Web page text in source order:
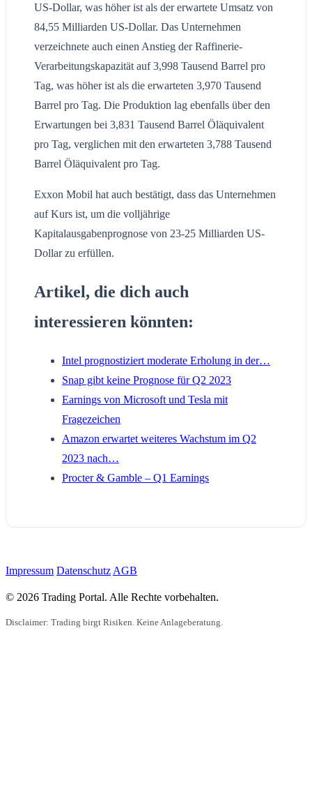
US-Dollar, was höher ist als der erwartete Umsatz von
84,55 Milliarden US-Dollar. Das Unternehmen
verzeichnete auch einen Anstieg der Raffinerie-
Verarbeitungskapazität auf 3,998 Tausend Barrel pro
Tag, was höher ist als die erwarteten 3,970 Tausend
Barrel pro Tag. Die Produktion lag ebenfalls über den
Erwartungen bei 3,831 Tausend Barrel Öläquivalent
pro Tag, verglichen mit den erwarteten 3,788 Tausend
Barrel Öläquivalent pro Tag.
Exxon Mobil hat auch bestätigt, dass das Unternehmen
auf Kurs ist, um die volljährige
Kapitalausgabenprognose von 23-25 Milliarden US-
Dollar zu erfüllen.
Artikel, die dich auch
interessieren könnten:
Intel prognostiziert moderate Erholung in der…
Snap gibt keine Prognose für Q2 2023
Earnings von Microsoft und Tesla mit
Fragezeichen
Amazon erwartet weiteres Wachstum im Q2
2023 nach…
Procter & Gamble – Q1 Earnings
Impressum Datenschutz AGB
© 2026 Trading Portal. Alle Rechte vorbehalten.
Disclaimer: Trading birgt Risiken. Keine Anlageberatung.